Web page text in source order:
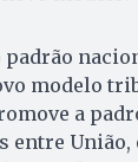
padrão
modelo
a
entre União,